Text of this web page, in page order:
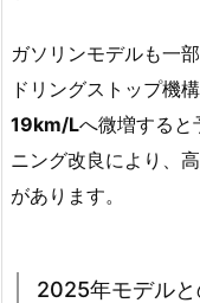
ガソリンモデルも一
ドリングストップ機
19km/Lへ微増すると
ニング改良により、
があります。
2025年モデル